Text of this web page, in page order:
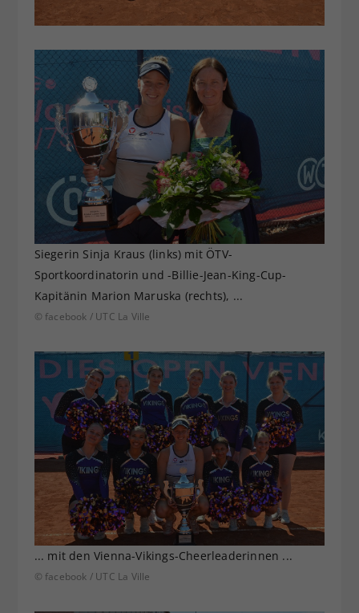
Siegerin Sinja Kraus (links) mit ÖTV-
Sportkoordinatorin und -Billie-Jean-King-Cup-
Kapitänin Marion Maruska (rechts), ...
© facebook / UTC La Ville
... mit den Vienna-Vikings-Cheerleaderinnen ...
© facebook / UTC La Ville